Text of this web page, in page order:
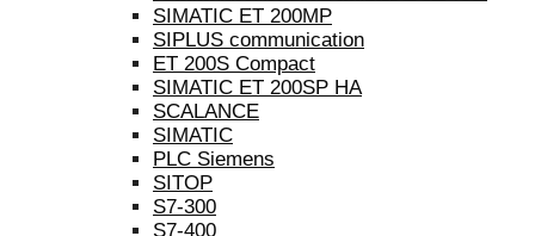
SIMATIC ET 200MP
SIPLUS communication
ET 200S Compact
SIMATIC ET 200SP HA
SCALANCE
SIMATIC
PLC Siemens
SITOP
S7-300
S7-400